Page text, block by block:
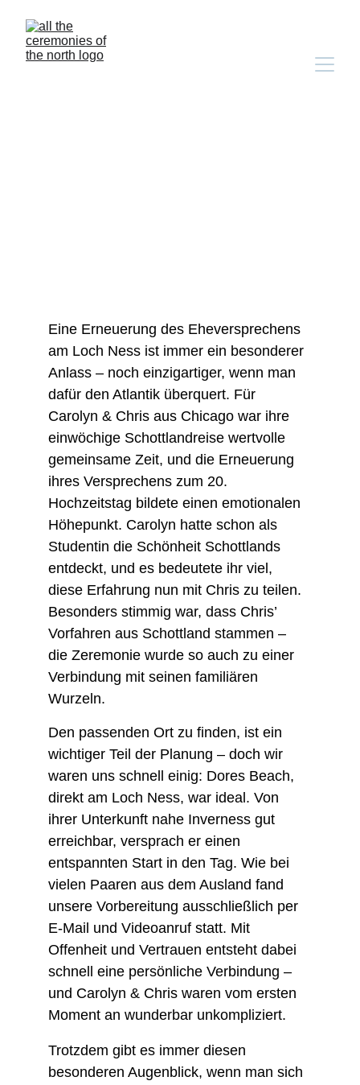
Eine Erneuerung des Eheversprechens
am Loch Ness ist immer ein besonderer
Anlass – noch einzigartiger, wenn man
dafür den Atlantik überquert. Für
Carolyn & Chris aus Chicago war ihre
einwöchige Schottlandreise wertvolle
gemeinsame Zeit, und die Erneuerung
ihres Versprechens zum 20.
Hochzeitstag bildete einen emotionalen
Höhepunkt. Carolyn hatte schon als
Studentin die Schönheit Schottlands
entdeckt, und es bedeutete ihr viel,
diese Erfahrung nun mit Chris zu teilen.
Besonders stimmig war, dass Chris’
Vorfahren aus Schottland stammen –
die Zeremonie wurde so auch zu einer
Verbindung mit seinen familiären
Wurzeln.
Den passenden Ort zu finden, ist ein
wichtiger Teil der Planung – doch wir
waren uns schnell einig: Dores Beach,
direkt am Loch Ness, war ideal. Von
ihrer Unterkunft nahe Inverness gut
erreichbar, versprach er einen
entspannten Start in den Tag. Wie bei
vielen Paaren aus dem Ausland fand
unsere Vorbereitung ausschließlich per
E-Mail und Videoanruf statt. Mit
Offenheit und Vertrauen entsteht dabei
schnell eine persönliche Verbindung –
und Carolyn & Chris waren vom ersten
Moment an wunderbar unkompliziert.
Trotzdem gibt es immer diesen
besonderen Augenblick, wenn man sich